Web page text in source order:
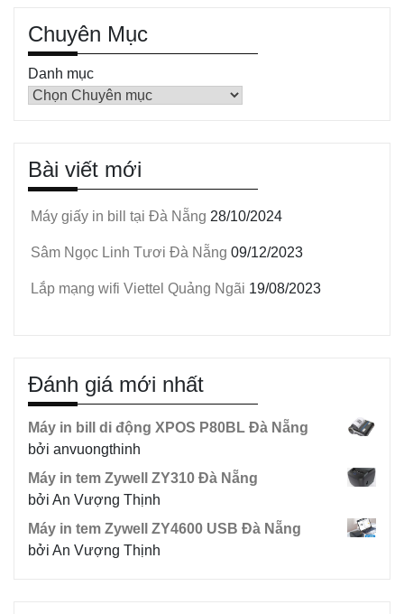
Chuyên Mục
Danh mục
Bài viết mới
Máy giấy in bill tại Đà Nẵng 28/10/2024
Sâm Ngọc Linh Tươi Đà Nẵng 09/12/2023
Lắp mạng wifi Viettel Quảng Ngãi 19/08/2023
Đánh giá mới nhất
Máy in bill di động XPOS P80BL Đà Nẵng
bởi anvuongthinh
Máy in tem Zywell ZY310 Đà Nẵng
bởi An Vượng Thịnh
Máy in tem Zywell ZY4600 USB Đà Nẵng
bởi An Vượng Thịnh